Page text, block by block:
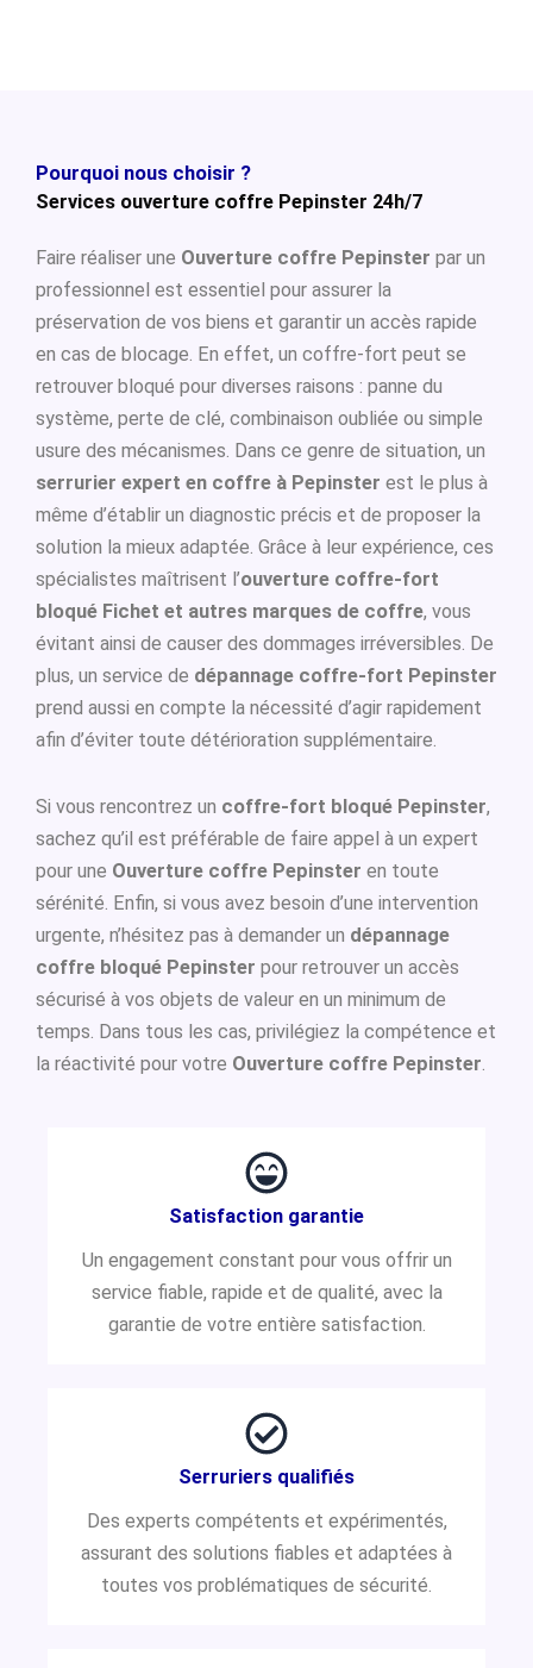
Pourquoi nous choisir ?
Services ouverture coffre Pepinster 24h/7
Faire réaliser une Ouverture coffre Pepinster par un
professionnel est essentiel pour assurer la
préservation de vos biens et garantir un accès rapide
en cas de blocage. En effet, un coffre-fort peut se
retrouver bloqué pour diverses raisons : panne du
système, perte de clé, combinaison oubliée ou simple
usure des mécanismes. Dans ce genre de situation, un
serrurier expert en coffre à Pepinster est le plus à
même d’établir un diagnostic précis et de proposer la
solution la mieux adaptée. Grâce à leur expérience, ces
spécialistes maîtrisent l’ouverture coffre-fort
bloqué Fichet et autres marques de coffre, vous
évitant ainsi de causer des dommages irréversibles. De
plus, un service de dépannage coffre-fort Pepinster
prend aussi en compte la nécessité d’agir rapidement
afin d’éviter toute détérioration supplémentaire.
Si vous rencontrez un coffre-fort bloqué Pepinster,
sachez qu’il est préférable de faire appel à un expert
pour une Ouverture coffre Pepinster en toute
sérénité. Enfin, si vous avez besoin d’une intervention
urgente, n’hésitez pas à demander un dépannage
coffre bloqué Pepinster pour retrouver un accès
sécurisé à vos objets de valeur en un minimum de
temps. Dans tous les cas, privilégiez la compétence et
la réactivité pour votre Ouverture coffre Pepinster.
Satisfaction garantie
Un engagement constant pour vous offrir un
service fiable, rapide et de qualité, avec la
garantie de votre entière satisfaction.
Serruriers qualifiés
Des experts compétents et expérimentés,
assurant des solutions fiables et adaptées à
toutes vos problématiques de sécurité.